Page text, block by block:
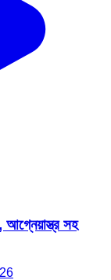
আগ্নেয়াস্ত্র সহ